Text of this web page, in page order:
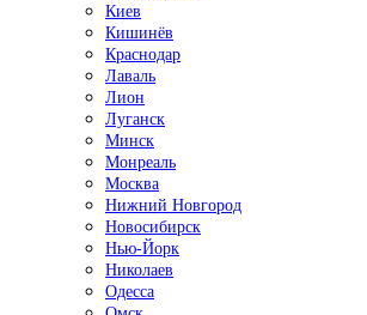
Киев
Кишинёв
Краснодар
Лаваль
Лион
Луганск
Минск
Монреаль
Москва
Нижний Новгород
Новосибирск
Нью-Йорк
Николаев
Одесса